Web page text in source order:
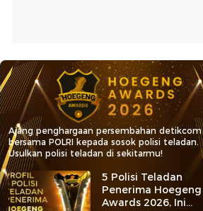
Ajang penghargaan persembahan detikcom
bersama POLRI kepada sosok polisi teladan.
Usulkan polisi teladan di sekitarmu!
5 Polisi Teladan
Penerima Hoegeng
Awards 2026, Ini